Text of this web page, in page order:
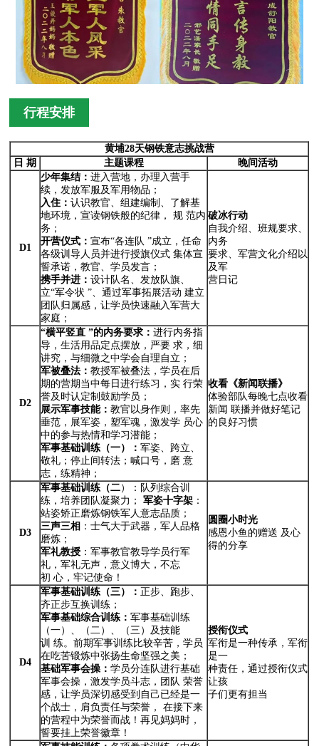
行程安排
黄埔28天钢铁意志挑战营
日 期 主题课程 晚间活动
D1
少年集结：进入营地，办理入营手
续，发放军服及军用物品；
入住：认识教官、组建编制、了解基
地环境，宣读钢铁般的纪律， 规 范内
务；
开营仪式：宣布“各连队 ”成立，任命
各级训导人员并进行授旗仪式 集体宣
誓承诺，教官、学员发言；
携手并进：设计队名、发放队旗、
立“军令状 ”、通过军事拓展活动 建立
团队归属感，让学员快速融入军营大
家庭；
破冰行动
自我介绍、班规要求、
内务
要求、军营文化介绍以
及军
营日记
D2
“横平竖直 ”的内务要求：进行内务指
导，生活用品定点摆放，严要 求，细
讲究，与细微之中学会自理自立；
军被叠法：教授军被叠法，学员在后
期的营期当中每日进行练习，实 行荣
誉及时认定制鼓励学员；
展示军事技能：教官以身作则，率先
垂范，展军姿，塑军魂，激发学 员心
中的参与热情和学习潜能；
军事基础训练（一）：军姿、跨立、
敬礼；停止间转法；喊口号，磨 意
志，练精神；
收看《新闻联播》
体验部队每晚七点收看
新闻 联播并做好笔记
的良好习惯
D3
军事基础训练（二）：队列综合训
练，培养团队凝聚力；军姿十字架 ：
站姿矫正磨炼钢铁军人意志品质；
三声三相 ：士气大于武器，军人品格
磨炼；
军礼教授 ：军事教官教导学员行军
礼，军礼无声，意义博大，不忘
初 心，牢记使命！
圆圈小时光
感恩小鱼的赠送 及心
得的分享
D4
军事基础训练（三）： 正步、跑步、
齐正步互换训练；
军事基础综合训练：军事基础训练
（一）、（二）、（三）及技能
训 练。前期军事训练比较辛苦，学员
在吃苦锻炼中张扬生命坚强之美；
基础军事会操：学员分连队进行基础
军事会操，激发学员斗志，团队 荣誉
感，让学员深切感受到自己已经是一
个战士，肩负责任与荣誉， 在接下来
的营程中为荣誉而战！再见妈妈时，
誓要挂上荣誉徽章！
授衔仪式
军衔是一种传承，军衔
是一
种责任，通过授衔仪式
让孩
子们更有担当